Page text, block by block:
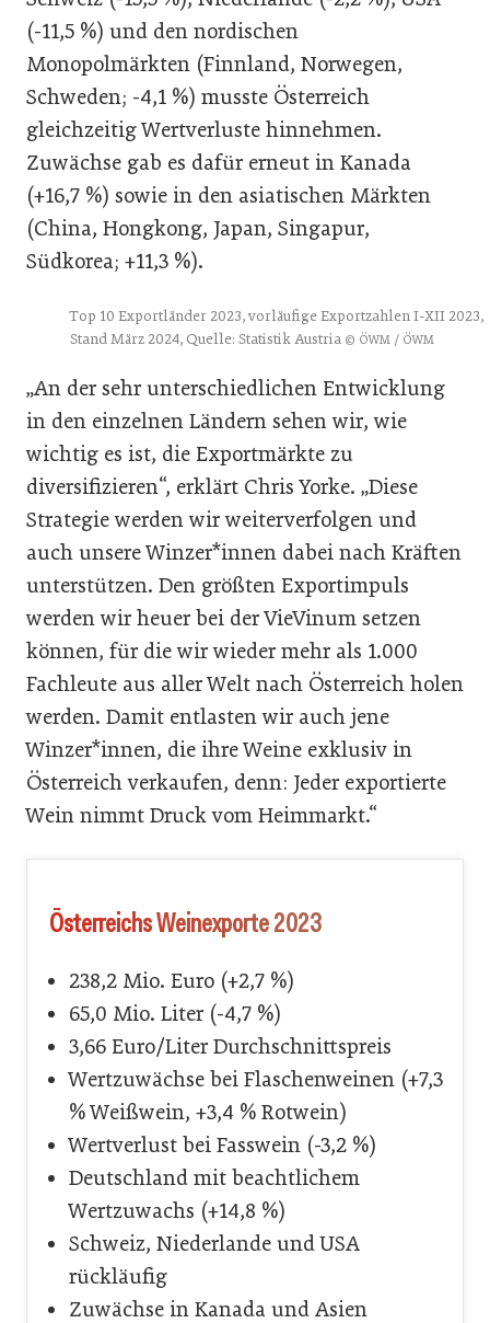
(-11,5 %) und den nordischen
Monopolmärkten (Finnland, Norwegen,
Schweden; -4,1 %) musste Österreich
gleichzeitig Wertverluste hinnehmen.
Zuwächse gab es dafür erneut in Kanada
(+16,7 %) sowie in den asiatischen Märkten
(China, Hongkong, Japan, Singapur,
Südkorea; +11,3 %).
Top 10 Exportländer 2023, vorläufige Exportzahlen I-XII 2023,
Stand März 2024, Quelle: Statistik Austria © ÖWM / ÖWM
„An der sehr unterschiedlichen Entwicklung
in den einzelnen Ländern sehen wir, wie
wichtig es ist, die Exportmärkte zu
diversifizieren“, erklärt Chris Yorke. „Diese
Strategie werden wir weiterverfolgen und
auch unsere Winzer*innen dabei nach Kräften
unterstützen. Den größten Exportimpuls
werden wir heuer bei der VieVinum setzen
können, für die wir wieder mehr als 1.000
Fachleute aus aller Welt nach Österreich holen
werden. Damit entlasten wir auch jene
Winzer*innen, die ihre Weine exklusiv in
Österreich verkaufen, denn: Jeder exportierte
Wein nimmt Druck vom Heimmarkt.“
Österreichs Weinexporte 2023
238,2 Mio. Euro (+2,7 %)
65,0 Mio. Liter (-4,7 %)
3,66 Euro/Liter Durchschnittspreis
Wertzuwächse bei Flaschenweinen (+7,3
% Weißwein, +3,4 % Rotwein)
Wertverlust bei Fasswein (-3,2 %)
Deutschland mit beachtlichem
Wertzuwachs (+14,8 %)
Schweiz, Niederlande und USA
rückläufig
Zuwächse in Kanada und Asien